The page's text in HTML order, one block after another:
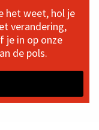
het weet, hol je
verandering,
je in op onze
de pols.